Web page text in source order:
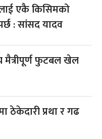
एकै किसिमको
: सांसद यादव
मैत्रीपूर्ण फुटबल खेल
प्रथा र गढ